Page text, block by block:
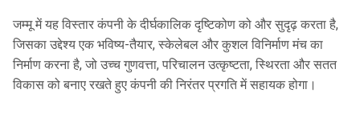
जम्मू में यह विस्तार कंपनी के दीर्घकालिक दृष्टिकोण को और सुदृढ़ करता है,
जिसका उद्देश्य एक भविष्य-तैयार, स्केलेबल और कुशल विनिर्माण मंच का
निर्माण करना है, जो उच्च गुणवत्ता, परिचालन उत्कृष्टता, स्थिरता और सतत
विकास को बनाए रखते हुए कंपनी की निरंतर प्रगति में सहायक होगा।